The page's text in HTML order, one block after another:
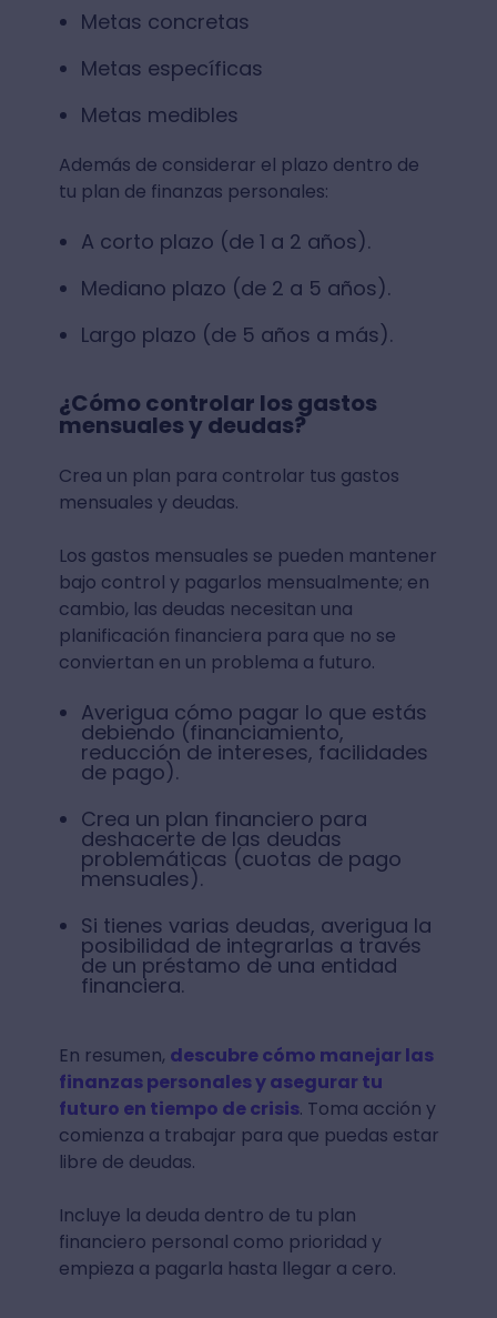
Metas concretas
Metas específicas
Metas medibles
Además de considerar el plazo dentro de
tu plan de finanzas personales:
A corto plazo (de 1 a 2 años).
Mediano plazo (de 2 a 5 años).
Largo plazo (de 5 años a más).
¿Cómo controlar los gastos
mensuales y deudas?
Crea un plan para controlar tus gastos
mensuales y deudas.
Los gastos mensuales se pueden mantener
bajo control y pagarlos mensualmente; en
cambio, las deudas necesitan una
planificación financiera para que no se
conviertan en un problema a futuro.
Averigua cómo pagar lo que estás
debiendo (financiamiento,
reducción de intereses, facilidades
de pago).
Crea un plan financiero para
deshacerte de las deudas
problemáticas (cuotas de pago
mensuales).
Si tienes varias deudas, averigua la
posibilidad de integrarlas a través
de un préstamo de una entidad
financiera.
En resumen, descubre cómo manejar las
finanzas personales y asegurar tu
futuro en tiempo de crisis. Toma acción y
comienza a trabajar para que puedas estar
libre de deudas.
Incluye la deuda dentro de tu plan
financiero personal como prioridad y
empieza a pagarla hasta llegar a cero.